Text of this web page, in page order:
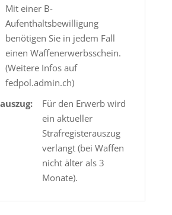
Mit einer B-
Aufenthaltsbewilligung
benötigen Sie in jedem Fall
einen Waffenerwerbsschein.
(Weitere Infos auf
fedpol.admin.ch)
Für den Erwerb wird
ein aktueller
Strafregisterauszug
verlangt (bei Waffen
nicht älter als 3
Monate).